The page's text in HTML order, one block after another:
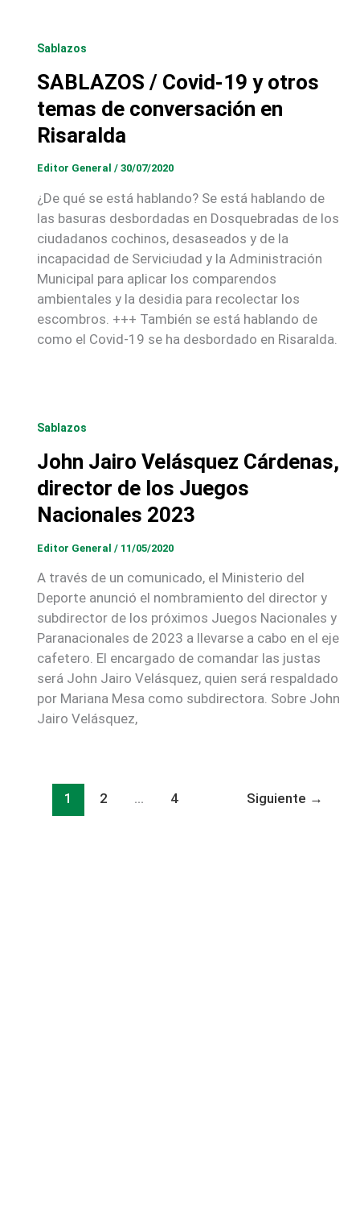
Sablazos
SABLAZOS / Covid-19 y otros
temas de conversación en
Risaralda
Editor General / 30/07/2020
¿De qué se está hablando? Se está hablando de
las basuras desbordadas en Dosquebradas de los
ciudadanos cochinos, desaseados y de la
incapacidad de Serviciudad y la Administración
Municipal para aplicar los comparendos
ambientales y la desidia para recolectar los
escombros. +++ También se está hablando de
como el Covid-19 se ha desbordado en Risaralda.
Sablazos
John Jairo Velásquez Cárdenas,
director de los Juegos
Nacionales 2023
Editor General / 11/05/2020
A través de un comunicado, el Ministerio del
Deporte anunció el nombramiento del director y
subdirector de los próximos Juegos Nacionales y
Paranacionales de 2023 a llevarse a cabo en el eje
cafetero. El encargado de comandar las justas
será John Jairo Velásquez, quien será respaldado
por Mariana Mesa como subdirectora. Sobre John
Jairo Velásquez,
1 2 … 4 Siguiente →